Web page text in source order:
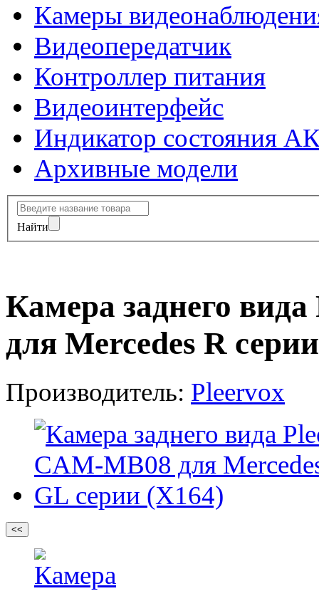
Камеры
Видеопередатчик
Контроллер питания
Видеоинтерфейс
Индикатор состояния
Архивные модели
Найти
Камера заднего
для Mercedes R
Производитель: Pleervox
<<